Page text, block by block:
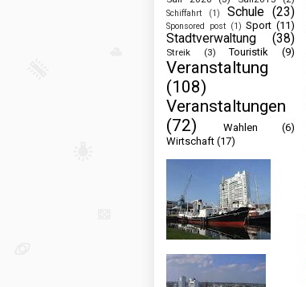
Schiffahrt (1) Schule (23)
Sponsored post (1) Sport (11)
Stadtverwaltung (38)
Streik (3) Touristik (9)
Veranstaltung
(108)
Veranstaltungen
(72)
Wahlen
(6)
Wirtschaft (17)